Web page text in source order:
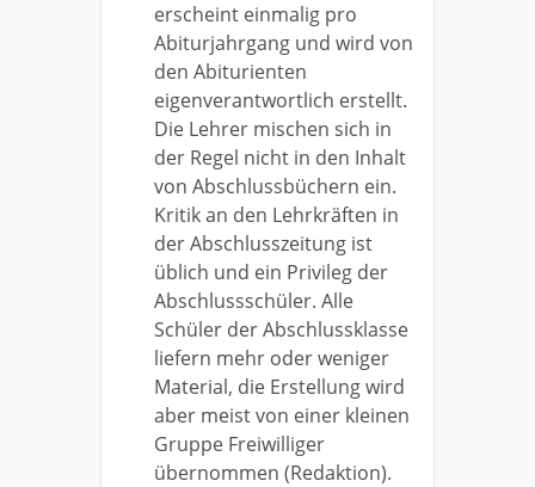
erscheint einmalig pro
Abiturjahrgang und wird von
den Abiturienten
eigenverantwortlich erstellt.
Die Lehrer mischen sich in
der Regel nicht in den Inhalt
von Abschlussbüchern ein.
Kritik an den Lehrkräften in
der Abschlusszeitung ist
üblich und ein Privileg der
Abschlussschüler. Alle
Schüler der Abschlussklasse
liefern mehr oder weniger
Material, die Erstellung wird
aber meist von einer kleinen
Gruppe Freiwilliger
übernommen (Redaktion).